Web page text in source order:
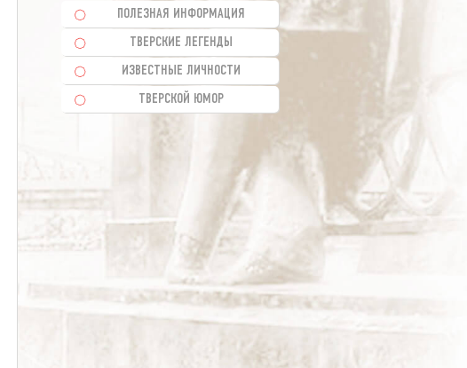
ПОЛЕЗНАЯ ИНФОРМАЦИЯ
ТВЕРСКИЕ ЛЕГЕНДЫ
ИЗВЕСТНЫЕ ЛИЧНОСТИ
ТВЕРСКОЙ ЮМОР